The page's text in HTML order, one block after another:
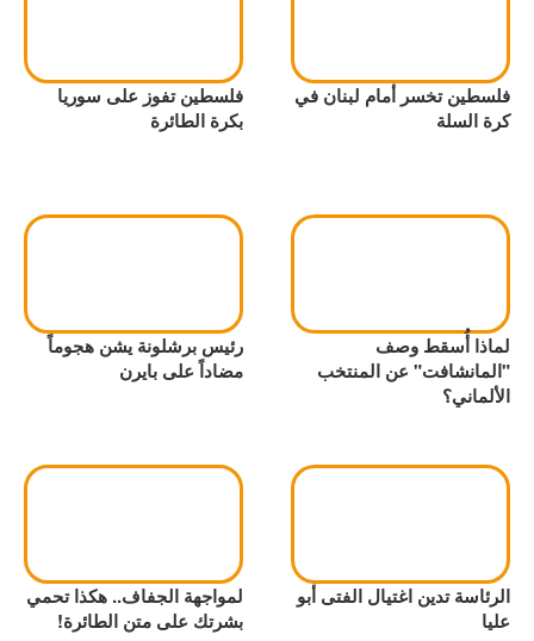
فلسطين تخسر أمام لبنان في
كرة السلة
فلسطين تفوز على سوريا
بكرة الطائرة
لماذا أُسقط وصف
"المانشافت" عن المنتخب
الألماني؟
رئيس برشلونة يشن هجوماً
مضاداً على بايرن
الرئاسة تدين اغتيال الفتى أبو
عليا
لمواجهة الجفاف.. هكذا تحمي
بشرتك على متن الطائرة!